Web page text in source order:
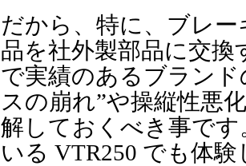
だから、特に、ブレ
品を社外製部品に交
で実績のあるブラン
スの崩れ”や操縦性悪
解しておくべき事で
いる VTR250 でも体